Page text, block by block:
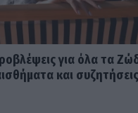
για όλα τα
και συζητήσεις